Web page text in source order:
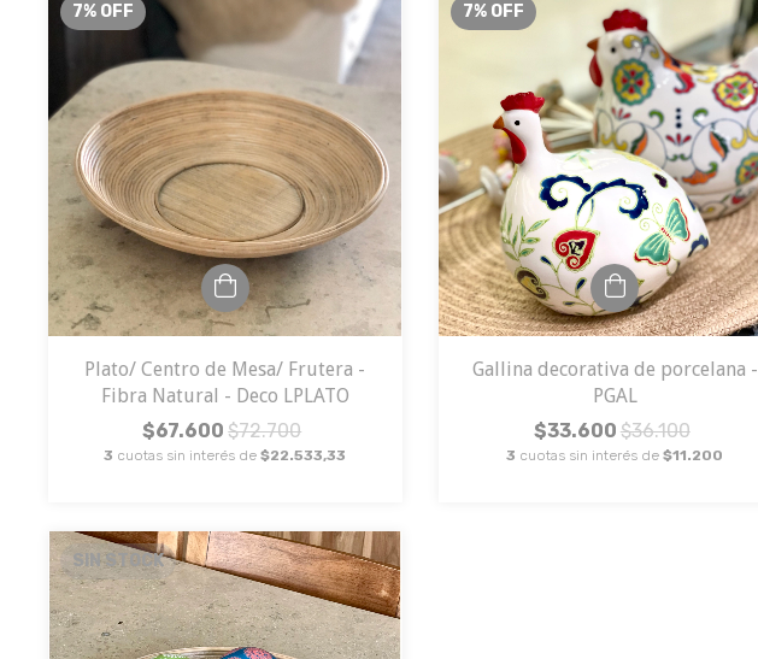
7% OFF
Plato/ Centro de Mesa/ Frutera -
Fibra Natural - Deco LPLATO
$67.600$72.700
3 cuotas sin interés de$22.533,33
7% OFF
Gallina decorativa de porcelana -
PGAL
$33.600 $36.100
3 cuotas sin interés de$11.200
SIN STOCK